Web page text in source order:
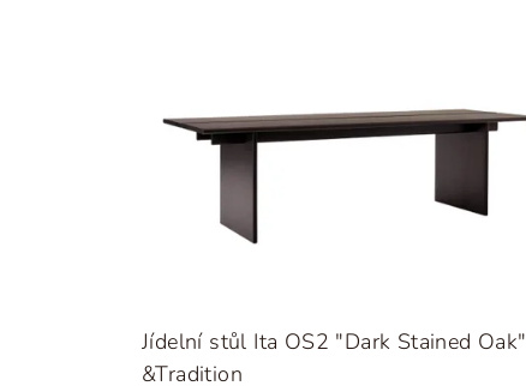
Jídelní stůl Ita OS2 "Dark Stained Oak"
&Tradition